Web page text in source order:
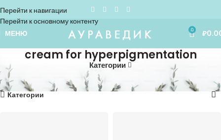
Перейти к навигации
Перейти к основному контенту
МЕНЮ 0 ₽
cream for hyperpigmentation
Категории
Home cream for hyperpigmentation Показаны все (4)
Категории